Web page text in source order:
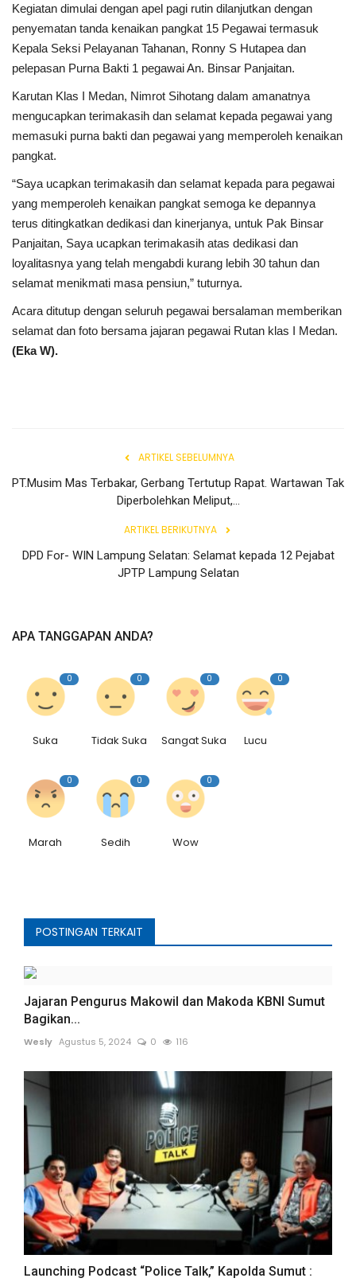
Olahraga
Hukum
Nasional
Otomotif
Umum
Gallery
Politik
Sumbar
Sulawesi Utara (Sulut)
Kegiatan dimulai dengan apel pagi rutin dilanjutkan dengan
penyematan tanda kenaikan pangkat 15 Pegawai termasuk
Kepala Seksi Pelayanan Tahanan, Ronny S Hutapea dan
pelepasan Purna Bakti 1 pegawai An. Binsar Panjaitan.
Karutan Klas I Medan, Nimrot Sihotang dalam amanatnya
mengucapkan terimakasih dan selamat kepada pegawai yang
memasuki purna bakti dan pegawai yang memperoleh kenaikan
pangkat.
“Saya ucapkan terimakasih dan selamat kepada para pegawai
yang memperoleh kenaikan pangkat semoga ke depannya
terus ditingkatkan dedikasi dan kinerjanya, untuk Pak Binsar
Panjaitan, Saya ucapkan terimakasih atas dedikasi dan
loyalitasnya yang telah mengabdi kurang lebih 30 tahun dan
selamat menikmati masa pensiun,” tuturnya.
Acara ditutup dengan seluruh pegawai bersalaman memberikan
selamat dan foto bersama jajaran pegawai Rutan klas I Medan.
(Eka W).
ARTIKEL SEBELUMNYA
PT.Musim Mas Terbakar, Gerbang Tertutup Rapat. Wartawan Tak
Diperbolehkan Meliput,...
ARTIKEL BERIKUTNYA
DPD For- WIN Lampung Selatan: Selamat kepada 12 Pejabat
JPTP Lampung Selatan
APA TANGGAPAN ANDA?
0
Suka
0
Tidak Suka
0
Sangat Suka
0
Lucu
0
Marah
0
Sedih
0
Wow
POSTINGAN TERKAIT
Jajaran Pengurus Makowil dan Makoda KBNI Sumut
Bagikan...
Wesly Agustus 5, 2024 0 116
Launching Podcast “Police Talk,” Kapolda Sumut :